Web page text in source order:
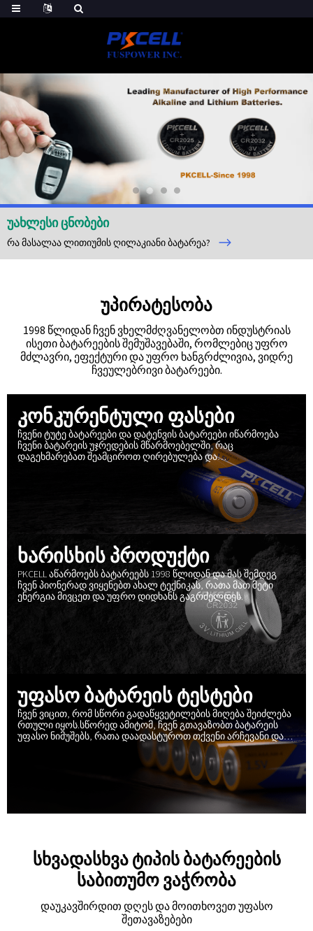
ᲣᲐᲮᲚᲔᲡᲘ ᲪᲜᲝᲑᲔᲑᲘ
რა მასალაა ლითიუმის ღილაკიანი ბატარეა?
ᲣᲞᲘᲠᲐᲢᲔᲡᲝᲑᲐ
1998 წლიდან ჩვენ ვხელმძღვანელობთ ინდუსტრიას
ისეთი ბატარეების შემუშავებაში, რომლებიც უფრო
მძლავრი, ეფექტური და უფრო ხანგრძლივია, ვიდრე
ჩვეულებრივი ბატარეები.
კონკურენტული ფასები
ჩვენი ტუტე ბატარეები და დატენვის ბატარეები იწარმოება
ჩვენი ბატარეის უჯრედების მწარმოებელში, რაც
დაგეხმარებათ შეამციროთ ღირებულება და
ხარისხის პროდუქტი
PKCELL აწარმოებს ბატარეებს 1998 წლიდან და მას შემდეგ
ჩვენ პიონერად ვიყენებთ ახალ ტექნიკას, რათა მათ მეტი
ენერგია მივცეთ და უფრო დიდხანს გაგრძელდეს.
უფასო ბატარეის ტესტები
ჩვენ ვიცით, რომ სწორი გადაწყვეტილების მიღება შეიძლება
რთული იყოს.სწორედ ამიტომ, ჩვენ გთავაზობთ ბატარეის
უფასო ნიმუშებს, რათა დაადასტუროთ თქვენი არჩევანი და
დავრწმუნდეთ, რომ ის არის ისეთი, რომელსაც არასოდეს
ᲡᲮᲕᲐᲓᲐᲡᲮᲕᲐ ᲢᲘᲞᲘᲡ ᲑᲐᲢᲐᲠᲔᲔᲑᲘᲡ
ᲡᲐᲑᲘᲗᲣᲛᲝ ᲕᲐᲭᲠᲝᲑᲐ
დაუკავშირდით დღეს და მოითხოვეთ უფასო
შეთავაზებები